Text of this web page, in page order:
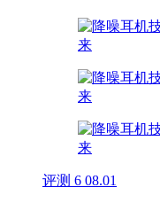
评测 6 08.01